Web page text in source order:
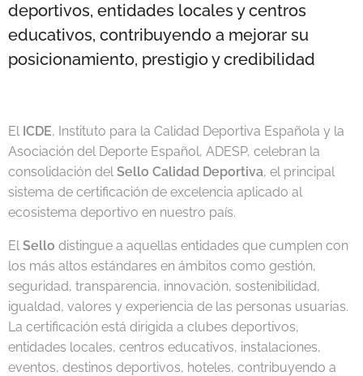
deportivos, entidades locales y centros
educativos, contribuyendo a mejorar su
posicionamiento, prestigio y credibilidad
El ICDE, Instituto para la Calidad Deportiva Española y la
Asociación del Deporte Español, ADESP, celebran la
consolidación delSello Calidad Deportiva, el principal
sistema de certificación de excelencia aplicado al
ecosistema deportivo en nuestro país.
ElSello distingue a aquellas entidades que cumplen con
los más altos estándares en ámbitos como gestión,
seguridad, transparencia, innovación, sostenibilidad,
igualdad, valores y experiencia de las personas usuarias.
La certificación está dirigida a clubes deportivos,
entidades locales, centros educativos, instalaciones,
eventos, destinos deportivos, hoteles, contribuyendo a